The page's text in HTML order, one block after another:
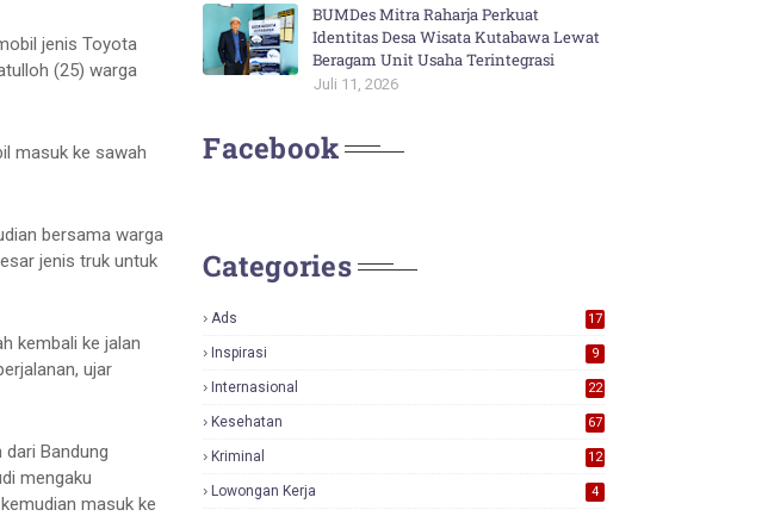
jenis Toyota
(25) warga
masuk ke sawah
bersama warga
jenis truk untuk
kembali ke jalan
ujar
Bandung
mengaku
masuk ke
BUMDes Mitra Raharja Perkuat
Identitas Desa Wisata Kutabawa Lewat
Beragam Unit Usaha Terintegrasi
Juli 11, 2026
Facebook
Categories
Ads
17
Inspirasi 9
Internasional 22
Kesehatan 67
Kriminal 12
Lowongan Kerja 4